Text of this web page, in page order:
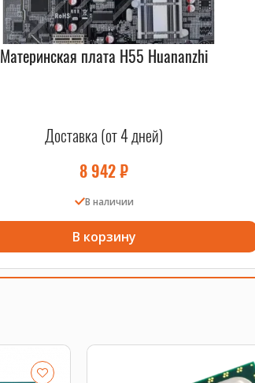
Материнская плата H55 Huananzhi
Доставка (от 4 дней)
8 942₽
В наличии
В корзину